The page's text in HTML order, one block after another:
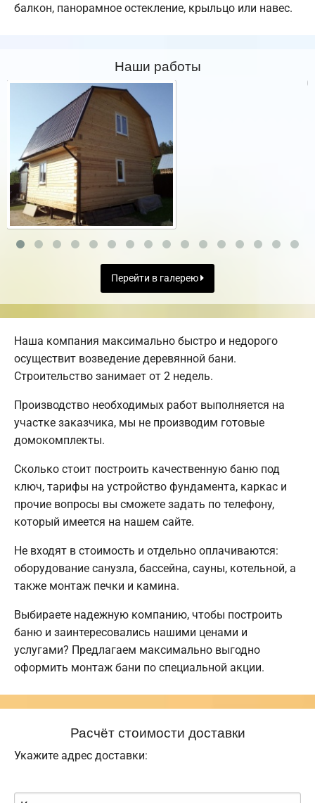
балкон, панорамное остекление, крыльцо или навес.
Наши работы
Перейти в галерею
Наша компания максимально быстро и недорого
осуществит возведение деревянной бани.
Строительство занимает от 2 недель.
Производство необходимых работ выполняется на
участке заказчика, мы не производим готовые
домокомплекты.
Сколько стоит построить качественную баню под
ключ, тарифы на устройство фундамента, каркас и
прочие вопросы вы сможете задать по телефону,
который имеется на нашем сайте.
Не входят в стоимость и отдельно оплачиваются:
оборудование санузла, бассейна, сауны, котельной, а
также монтаж печки и камина.
Выбираете надежную компанию, чтобы построить
баню и заинтересовались нашими ценами и
услугами? Предлагаем максимально выгодно
оформить монтаж бани по специальной акции.
Расчёт стоимости доставки
Укажите адрес доставки: